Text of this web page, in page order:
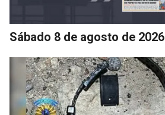
Sábado 8 de agosto de 2026